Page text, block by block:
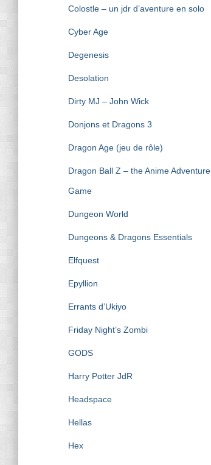
Colostle – un jdr d’aventure en solo
Cyber Age
Degenesis
Desolation
Dirty MJ – John Wick
Donjons et Dragons 3
Dragon Age (jeu de rôle)
Dragon Ball Z – the Anime Adventure
Game
Dungeon World
Dungeons & Dragons Essentials
Elfquest
Epyllion
Errants d’Ukiyo
Friday Night’s Zombi
GODS
Harry Potter JdR
Headspace
Hellas
Hex